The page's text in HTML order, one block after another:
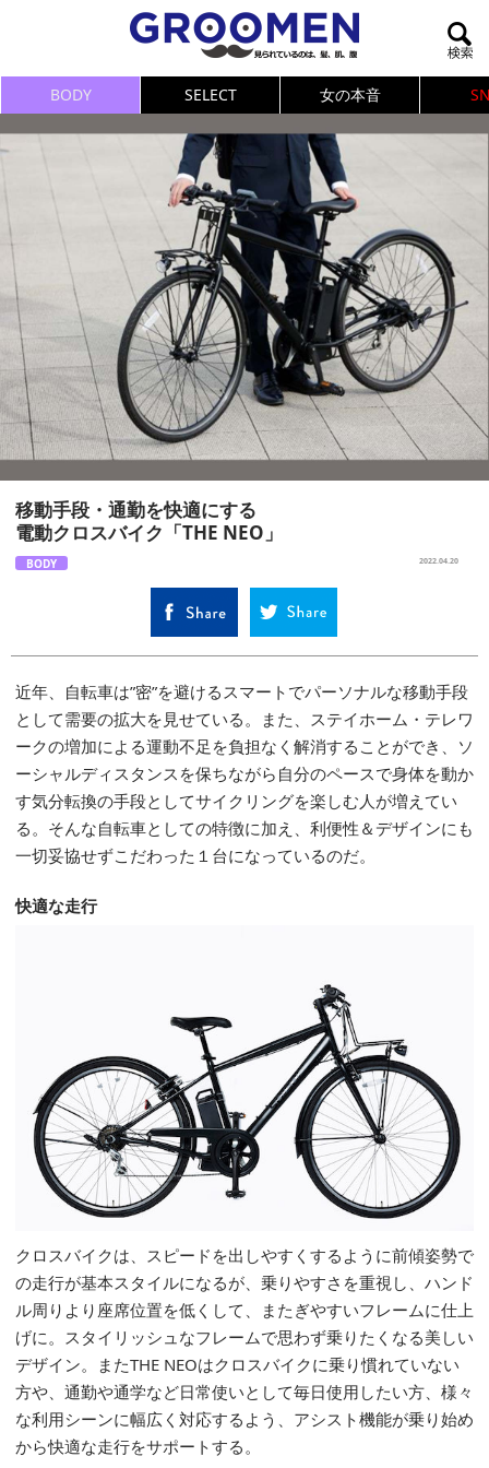
BODY SELECT 女の本音
移動手段・通勤を快適にする
電動クロスバイク「THE NEO」
BODY 2022.04.20
近年、自転車は”密”を避けるスマートでパーソナルな移動手段
として需要の拡大を見せている。また、ステイホーム・テレワ
ークの増加による運動不足を負担なく解消することができ、ソ
ーシャルディスタンスを保ちながら自分のペースで身体を動か
す気分転換の手段としてサイクリングを楽しむ人が増えてい
る。そんな自転車としての特徴に加え、利便性＆デザインにも
一切妥協せずこだわった１台になっているのだ。
快適な走行
クロスバイクは、スピードを出しやすくするように前傾姿勢で
の走行が基本スタイルになるが、乗りやすさを重視し、ハンド
ル周りより座席位置を低くして、またぎやすいフレームに仕上
げに。スタイリッシュなフレームで思わず乗りたくなる美しい
デザイン。またTHE NEOはクロスバイクに乗り慣れていない
方や、通勤や通学など日常使いとして毎日使用したい方、様々
な利用シーンに幅広く対応するよう、アシスト機能が乗り始め
から快適な走行をサポートする。